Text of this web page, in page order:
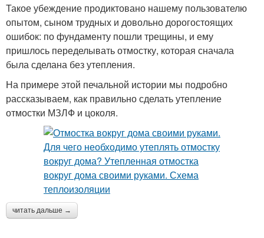
Такое убеждение продиктовано нашему пользователю
опытом, сыном трудных и довольно дорогостоящих
ошибок: по фундаменту пошли трещины, и ему
пришлось переделывать отмостку, которая сначала
была сделана без утепления.
На примере этой печальной истории мы подробно
рассказываем, как правильно сделать утепление
отмостки МЗЛФ и цоколя.
читать дальше →